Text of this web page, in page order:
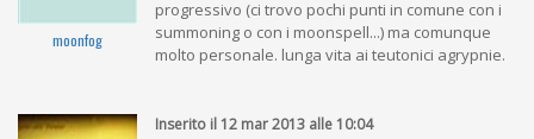
moonfog
progressivo (ci trovo pochi punti in comune con i
summoning o con i moonspell...) ma comunque
molto personale. lunga vita ai teutonici agrypnie.
Inserito il 12 mar 2013 alle 10:04